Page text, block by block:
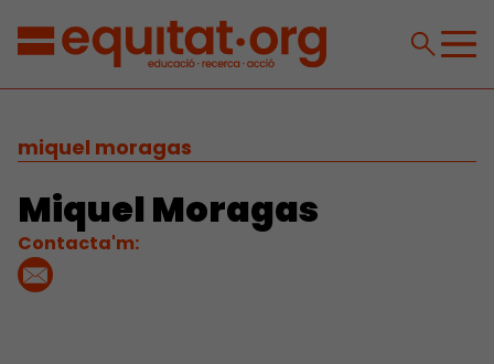
miquel moragas
Miquel Moragas
Contacta'm: